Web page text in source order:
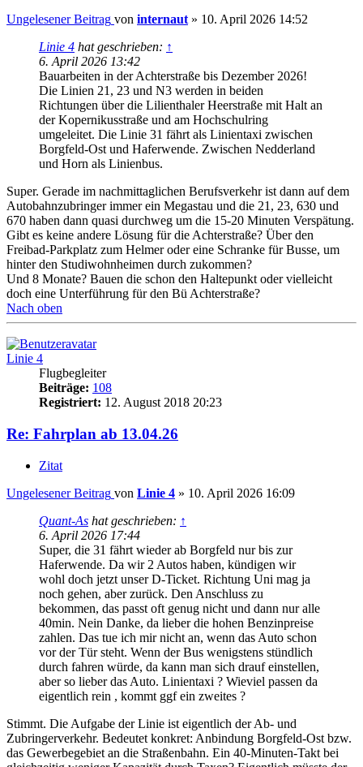
Ungelesener Beitrag von internaut » 10. April 2026 14:52
Linie 4 hat geschrieben: ↑
6. April 2026 13:42
Bauarbeiten in der Achterstraße bis Dezember 2026!
Die Linien 21, 23 und N3 werden in beiden
Richtungen über die Lilienthaler Heerstraße mit Halt an
der Kopernikusstraße und am Hochschulring
umgeleitet. Die Linie 31 fährt als Linientaxi zwischen
Borgfeld-Ost und Haferwende. Zwischen Nedderland
und Horn als Linienbus.
Super. Gerade im nachmittaglichen Berufsverkehr ist dann auf dem
Autobahnzubringer immer ein Megastau und die 21, 23, 630 und
670 haben dann quasi durchweg um die 15-20 Minuten Verspätung.
Gibt es keine andere Lösung für die Achterstraße? Über den
Freibad-Parkplatz zum Helmer oder eine Schranke für Busse, um
hinter den Studiwohnheimen durch zukommen?
Und 8 Monate? Bauen die schon den Haltepunkt oder vielleicht
doch eine Unterführung für den Bü Achterstraße?
Nach oben
Linie 4
Flugbegleiter
Beiträge: 108
Registriert: 12. August 2018 20:23
Re: Fahrplan ab 13.04.26
Zitat
Ungelesener Beitrag von Linie 4 » 10. April 2026 16:09
Quant-As hat geschrieben: ↑
6. April 2026 17:44
Super, die 31 fährt wieder ab Borgfeld nur bis zur
Haferwende. Da wir 2 Autos haben, kündigen wir
wohl doch jetzt unser D-Ticket. Richtung Uni mag ja
noch gehen, aber zurück. Den Anschluss zu
bekommen, das passt oft genug nicht und dann nur alle
40min. Nein Danke, da lieber die hohen Benzinpreise
zahlen. Das tue ich mir nicht an, wenn das Auto schon
vor der Tür steht. Wenn der Bus wenigstens stündlich
durch fahren würde, da kann man sich drauf einstellen,
aber so lieber das Auto. Linientaxi ? Wieviel passen da
eigentlich rein , kommt ggf ein zweites ?
Stimmt. Die Aufgabe der Linie ist eigentlich der Ab- und
Zubringerverkehr. Bedeutet konkret: Anbindung Borgfeld-Ost bzw.
das Gewerbegebiet an die Straßenbahn. Ein 40-Minuten-Takt bei